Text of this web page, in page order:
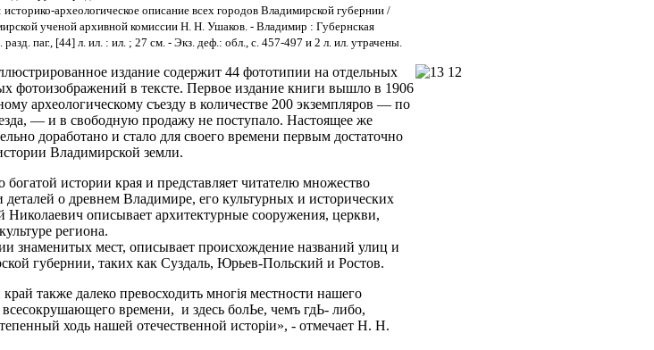
археологическое описание всех городов Владимирской губернии /
ученой архивной комиссии Н. Н. Ушаков. - Владимир : Губернская
паг., [44] л. ил. : ил. ; 27 см. - Экз. деф.: обл., с. 457-497 и 2 л. ил. утрачены.
издание содержит 44 фототипии на отдельных
фотоизображений в тексте. Первое издание книги вышло в 1906
археологическому съезду в количестве 200 экземпляров — по
— и в свободную продажу не поступало. Настоящее же
доработано и стало для своего времени первым достаточно
Владимирской земли.
богатой истории края и представляет читателю множество
о древнем Владимире, его культурных и исторических
Николаевич описывает архитектурные сооружения, церкви,
региона.
знаменитых мест, описывает происхождение названий улиц и
губернии, таких как Суздаль, Юрьев-Польский и Ростов.
также далеко превосходить многiя местности нашего
времени, и здесь болЬе, чемъ гдЬ- либо,
ходь нашей отечественной исторiи», - отмечает Н. Н.